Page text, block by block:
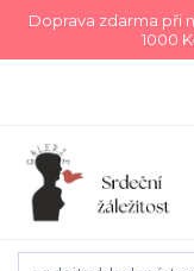
Doprava zdarma při
1000